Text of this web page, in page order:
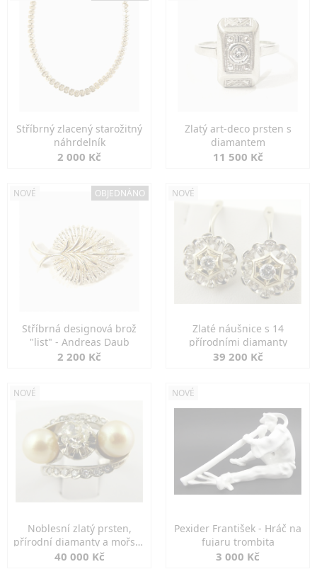
Stříbrný zlacený starožitný
náhrdelník
2 000 Kč
Zlatý art-deco prsten s
diamantem
11 500 Kč
NOVÉ OBJEDNÁNO
Stříbrná designová brož
"list" - Andreas Daub
2 200 Kč
NOVÉ
Zlaté náušnice s 14
přírodními diamanty
39 200 Kč
NOVÉ
Noblesní zlatý prsten,
přírodní diamanty a mořské
perly
40 000 Kč
NOVÉ
Pexider František - Hráč na
fujaru trombita
3 000 Kč